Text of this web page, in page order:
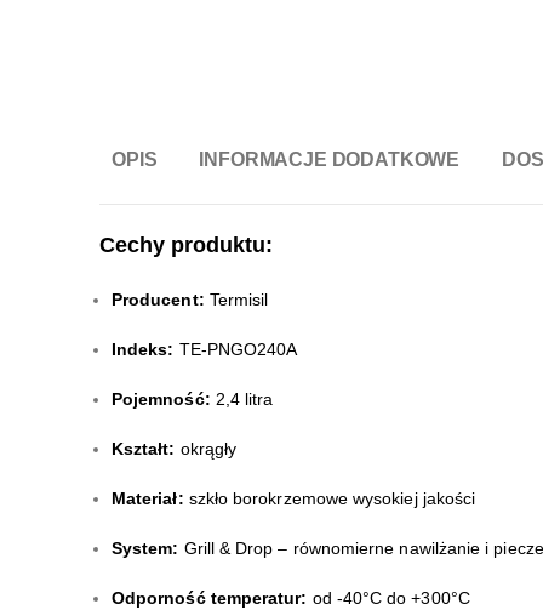
OPIS INFORMACJE DODATKOWE
Cechy produktu:
Producent: Termisil
Indeks: TE-PNGO240A
Pojemność: 2,4 litra
Kształt: okrągły
Materiał: szkło borokrzemowe wysokiej jakości
System: Grill & Drop – równomierne nawilżanie i
Odporność temperatur: od -40°C do +300°C